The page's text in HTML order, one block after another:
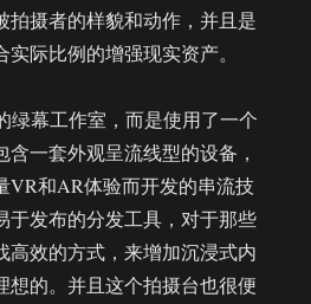
拍摄者的样貌和动作，并且是
际比例的增强现实资产。
绿幕工作室，而是使用了一个
一套外观呈流线型的设备，
VR和AR体验而开发的串流技
于发布的分发工具，对于那些
高效的方式，来增加沉浸式内
想的。并且这个拍摄台也很便